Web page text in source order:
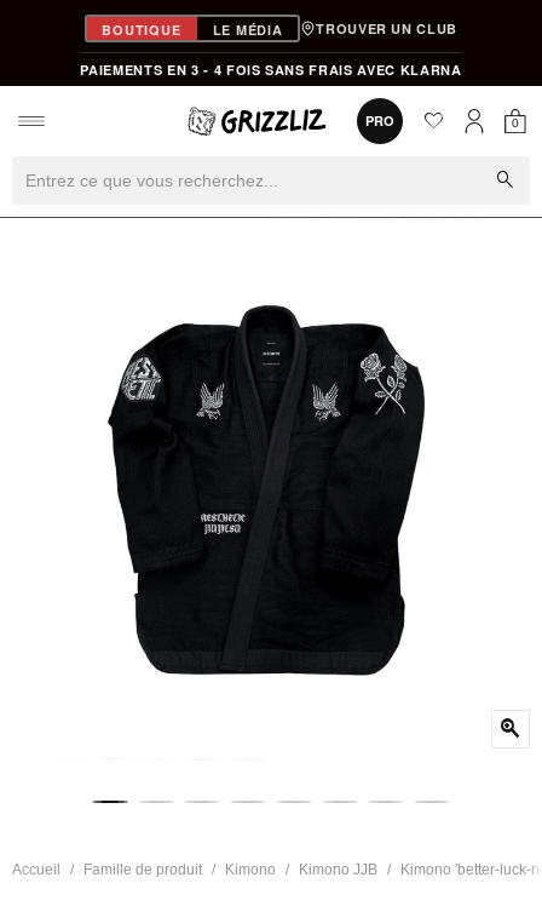
BOUTIQUE LE MÉDIA TROUVER UN CLUB
PAIEMENTS EN 3 - 4 FOIS SANS FRAIS AVEC KLARNA
PRO favorite0
0
search
zoom_in
Accueil Famille de produit Kimono Kimono JJB Kimono 'better-luck-